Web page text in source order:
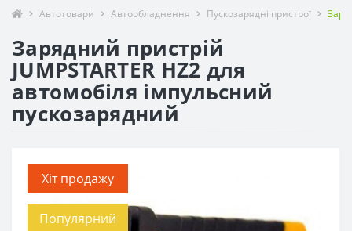
Автотовари Автообладнення Пускозарядні пристрої
Зарядний пристрій
JUMPSTARTER HZ2 для
автомобіля імпульсний
пускозарядний
Хіт продажу
Популярний